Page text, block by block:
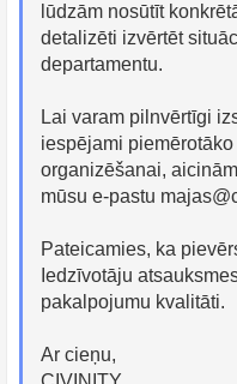
lūdzām nosūtīt
detalizēti izvērtēt
departamentu.
Lai varam pilnvērtīgi
iespējami
organizēšanai,
mūsu e-pastu
Pateicamies, ka
Iedzīvotāju
pakalpojumu kvalitāti.
Ar cieņu,